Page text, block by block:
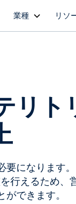
業種 リソ
リト
になります。
行えるため、
できます。